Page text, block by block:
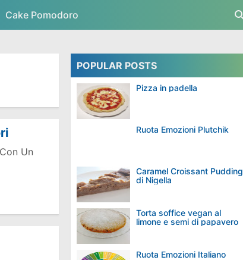
Cake Pomodoro
Un
POPULAR POSTS
Pizza in padella
Ruota Emozioni Plutchik
Caramel Croissant Pudding
di Nigella
Torta soffice vegan al
limone e semi di papavero
Ruota Emozioni Italiano